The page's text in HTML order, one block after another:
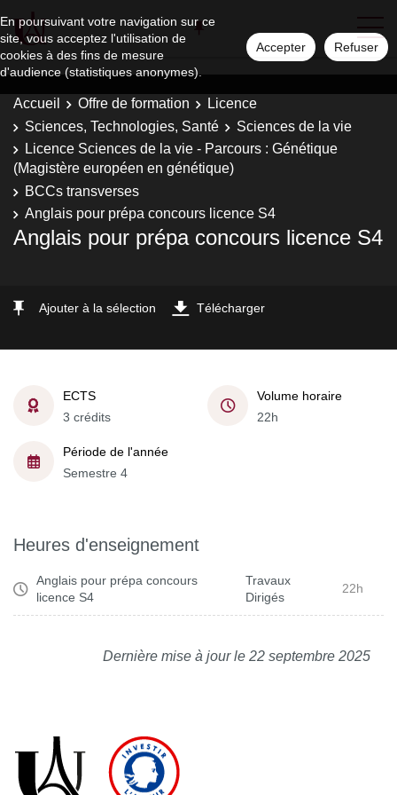
En poursuivant votre navigation sur ce
site, vous acceptez l'utilisation de
cookies à des fins de mesure
d'audience (statistiques anonymes).
Accepter Refuser
Accueil Offre de formation
Licence
Sciences, Technologies, Santé
Sciences de la vie
Licence Sciences de la vie - Parcours : Génétique
(Magistère européen en génétique)
BCCs transverses
Anglais pour prépa concours licence S4
Anglais pour prépa concours licence S4
Ajouter à la sélection Télécharger
ECTS
3 crédits
Volume horaire
22h
Période de l'année
Semestre 4
Heures d'enseignement
Anglais pour prépa concours
licence S4
Travaux
Dirigés
22h
Dernière mise à jour le 22 septembre 2025